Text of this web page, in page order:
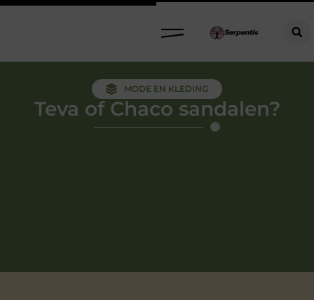
MODE EN KLEDING
Teva of Chaco sandalen?